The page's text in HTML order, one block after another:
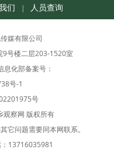
们 人员查询
媒有限公司
9号楼二层203-1520室
化部备案号：
号-1
号
察网 版权所有
它问题需要同本网联系。
13716035981